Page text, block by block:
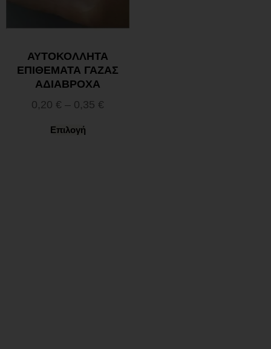
ΑΥΤΟΚΟΛΛΗΤΑ
ΕΠΙΘΕΜΑΤΑ ΓΑΖΑΣ
ΑΔΙΑΒΡΟΧΑ
0,20 € – 0,35 €
Επιλογή